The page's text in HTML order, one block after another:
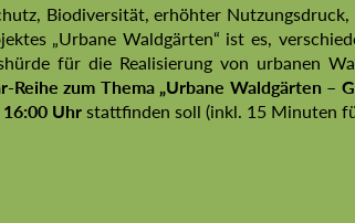
Biodiversität, erhöhter
„Urbane Waldgärten“ ist es,
für die Realisierung von urbanen
Reihe zum Thema „Urbane Waldgärten –
Uhrstattfinden soll (inkl. 15 Minuten